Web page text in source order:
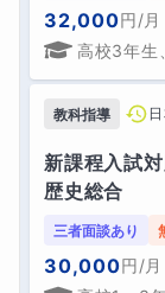
32,000円/月
高校3年生
教科指導
新課程入試
歴史総合
三者面談あり
30,000円/月